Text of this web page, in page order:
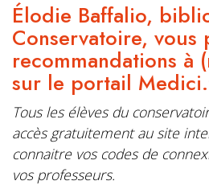
Élodie Baffalio,
Conservatoire, vous
recommandations à
sur le portail
Tous les élèves du
accès gratuitement au site
connaitre vos codes de
vos professeurs.